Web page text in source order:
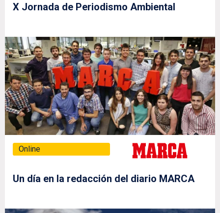
X Jornada de Periodismo Ambiental
Online
Un día en la redacción del diario MARCA